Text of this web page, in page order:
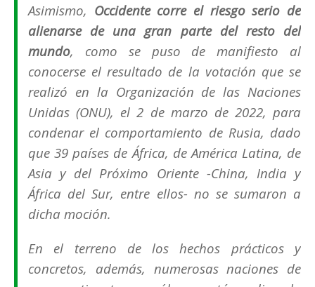
Asimismo, Occidente corre el riesgo serio de
alienarse de una gran parte del resto del
mundo, como se puso de manifiesto al
conocerse el resultado de la votación que se
realizó en la Organización de las Naciones
Unidas (ONU), el 2 de marzo de 2022, para
condenar el comportamiento de Rusia, dado
que 39 países de África, de América Latina, de
Asia y del Próximo Oriente -China, India y
África del Sur, entre ellos- no se sumaron a
dicha moción.
En el terreno de los hechos prácticos y
concretos, además, numerosas naciones de